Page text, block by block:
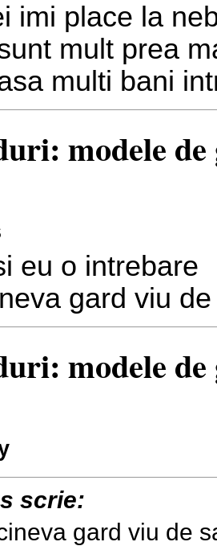
imi place la
mult prea
multi bani
modele
eu o intrebare
gard viu
modele
scrie:
gard viu de